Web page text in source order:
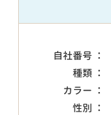
自社番号 ：
種類 ：
カラー ：
性別 ：